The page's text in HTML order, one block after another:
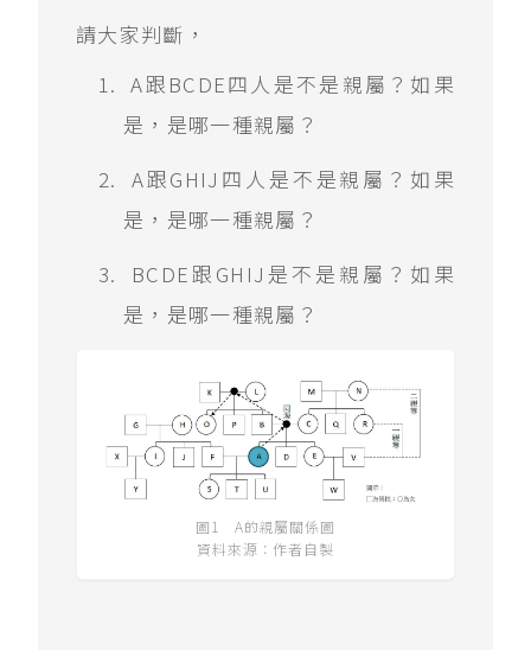
請大家判斷，
A跟BCDE四人是不是親屬？如果
是，是哪一種親屬？
A跟GHIJ四人是不是親屬？如果
是，是哪一種親屬？
BCDE跟GHIJ是不是親屬？如果
是，是哪一種親屬？
圖1 A的親屬關係圖
資料來源：作者自製